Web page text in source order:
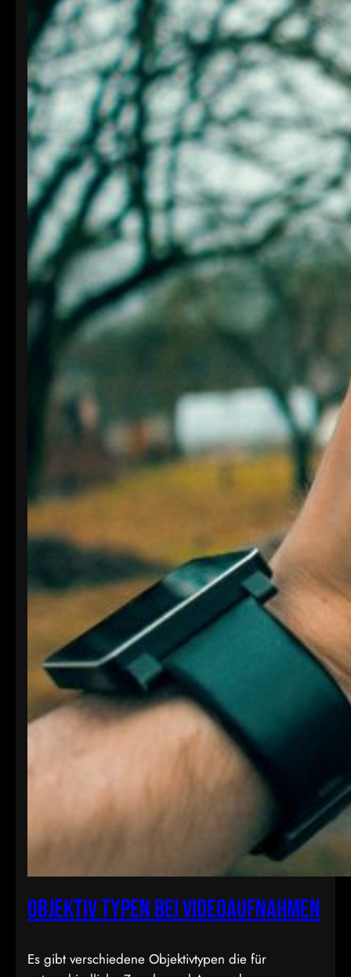
Objektiv Typen bei Videoaufnahmen
Es gibt verschiedene Objektivtypen die für